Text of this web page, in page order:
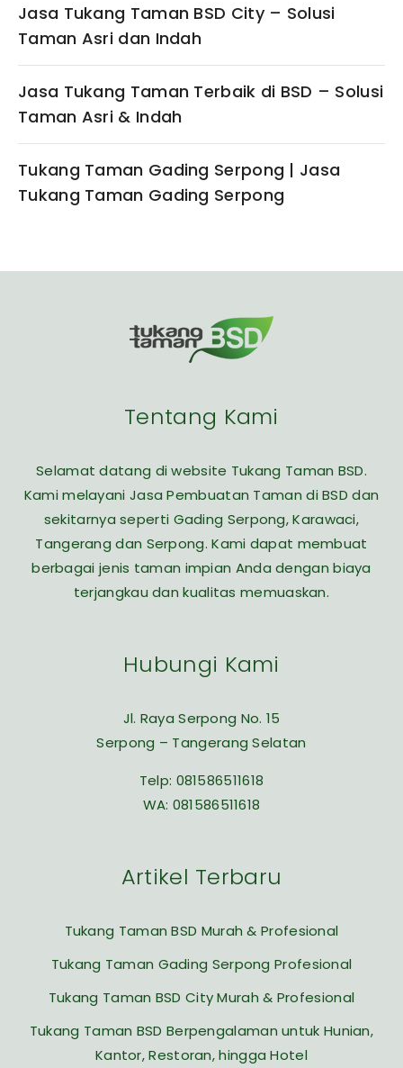
Jasa Tukang Taman BSD City – Solusi
Taman Asri dan Indah
Jasa Tukang Taman Terbaik di BSD – Solusi
Taman Asri & Indah
Tukang Taman Gading Serpong | Jasa
Tukang Taman Gading Serpong
Tentang Kami
Selamat datang di website Tukang Taman BSD.
Kami melayani Jasa Pembuatan Taman di BSD dan
sekitarnya seperti Gading Serpong, Karawaci,
Tangerang dan Serpong. Kami dapat membuat
berbagai jenis taman impian Anda dengan biaya
terjangkau dan kualitas memuaskan.
Hubungi Kami
Jl. Raya Serpong No. 15
Serpong – Tangerang Selatan
Telp: 081586511618
WA: 081586511618
Artikel Terbaru
Tukang Taman BSD Murah & Profesional
Tukang Taman Gading Serpong Profesional
Tukang Taman BSD City Murah & Profesional
Tukang Taman BSD Berpengalaman untuk Hunian,
Kantor, Restoran, hingga Hotel